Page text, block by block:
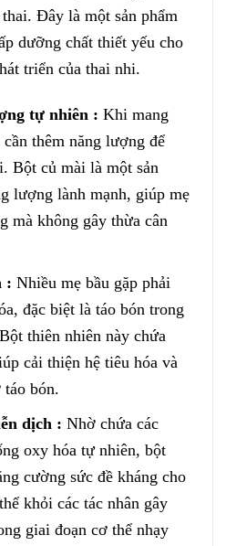
Đây là một sản phẩm
dưỡng chất thiết yếu cho
triển của thai nhi.
tự nhiên : Khi mang
thêm năng lượng để
Bột củ mài là một sản
lượng lành mạnh, giúp mẹ
mà không gây thừa cân
: Nhiều mẹ bầu gặp phải
đặc biệt là táo bón trong
thiên nhiên này chứa
cải thiện hệ tiêu hóa và
bón.
dịch : Nhờ chứa các
oxy hóa tự nhiên, bột
cường sức đề kháng cho
khỏi các tác nhân gây
giai đoạn cơ thể nhạy